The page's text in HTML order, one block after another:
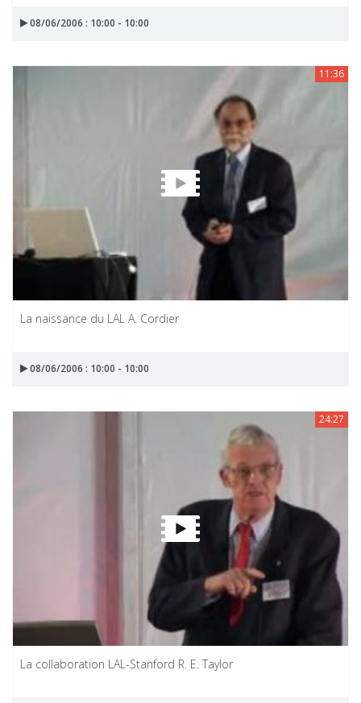
08/06/2006 : 10:00 - 10:00
11:36
La naissance du LAL A. Cordier
08/06/2006 : 10:00 - 10:00
24:27
La collaboration LAL-Stanford R. E. Taylor